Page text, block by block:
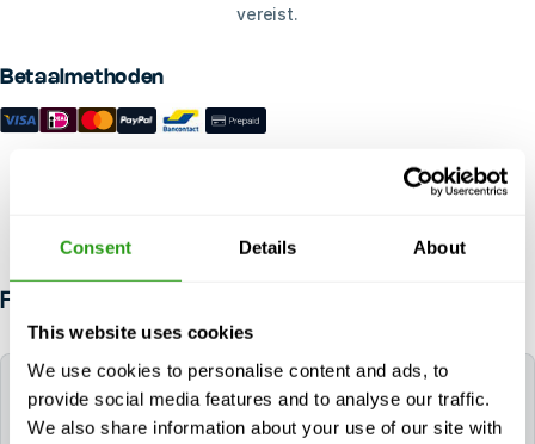
Consent Details About
This website uses cookies
We use cookies to personalise content and ads, to
provide social media features and to analyse our traffic.
We also share information about your use of our site with
vereist.
Betaalmethoden
FAQ
Hoe lang blijven de certificaten voor HAZWOPER
herhaling - (8 uur) geldig?